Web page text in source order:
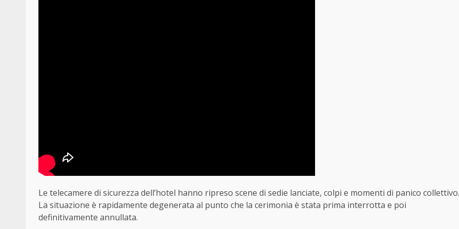
Le telecamere di sicurezza dell’hotel hanno ripreso scene di sedie lanciate, colpi e momenti di panico collettivo.
La situazione è rapidamente degenerata al punto che la cerimonia è stata prima interrotta e poi
definitivamente annullata.